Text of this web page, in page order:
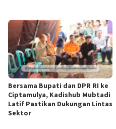
Bersama Bupati dan DPR RI ke
Ciptamulya, Kadishub Mubtadi
Latif Pastikan Dukungan Lintas
Sektor